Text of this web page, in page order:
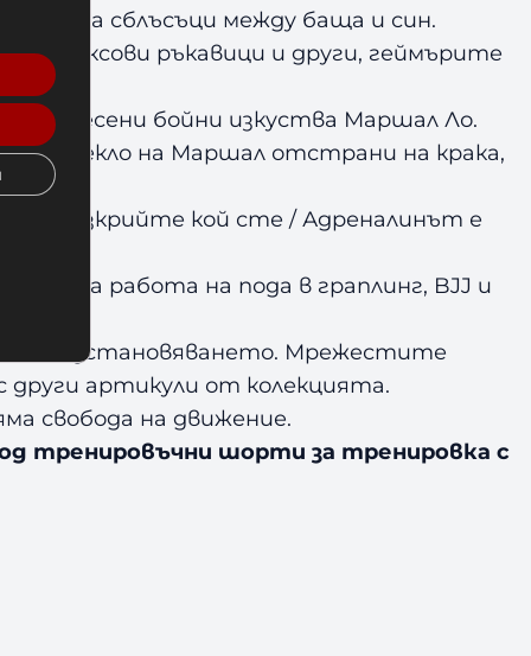
света сблъсъци между баща и син.
боксови ръкавици и други, геймърите
Пол.
от смесени бойни изкуства Маршал Ло.
облекло на Маршал отстрани на крака,
/ Разкрийте кой сте / Адреналинът е
на работа на пода в граплинг, BJJ и
на възстановяването. Мрежестите
артикули от колекцията.
свобода на движение.
тренировъчни шорти за тренировка с